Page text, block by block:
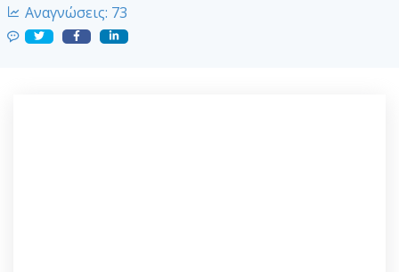
Αναγνώσεις: 73